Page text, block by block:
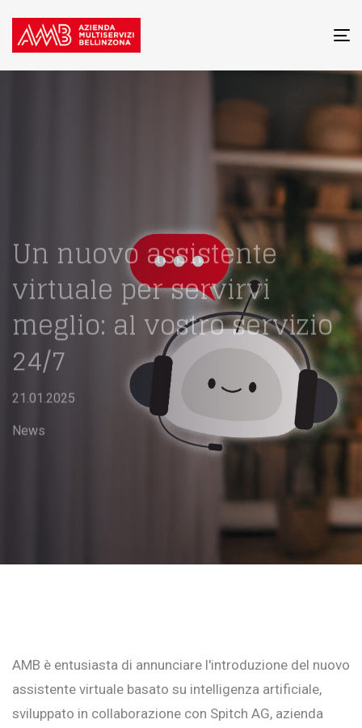
Un nuovo assistente
virtuale per servirvi
meglio: al vostro servizio
24/7
21.01.2025
News
AMB è entusiasta di annunciare l'introduzione del nuovo
assistente virtuale basato su intelligenza artificiale,
sviluppato in collaborazione con Spitch AG, azienda